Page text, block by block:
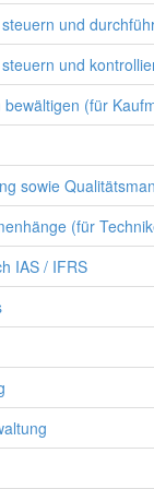
und
und
(für
sowie
(für
IAS / IFRS